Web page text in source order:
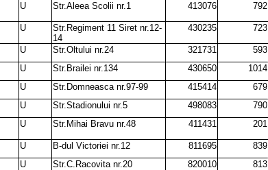
U Str.Aleea Scolii nr.1 413076 792
U
Str.Regiment 11 Siret nr.12-
14
430235 723
U Str.Oltului nr.24 321731 593
U Str.Brailei nr.134 430650 1014
U Str.Domneasca nr.97-99 415414 679
U Str.Stadionului nr.5 498083 790
U Str.Mihai Bravu nr.48 411431 201
U B-dul Victoriei nr.12 811695 839
U Str.C.Racovita nr.20 820010 813